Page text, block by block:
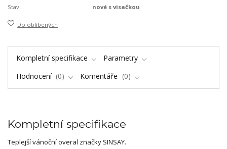
Stav:
nové s visačkou
Do oblíbených
Kompletní specifikace
Parametry
Hodnocení
0 Komentáře 0
Kompletní specifikace
Teplejší vánoční overal značky SINSAY.